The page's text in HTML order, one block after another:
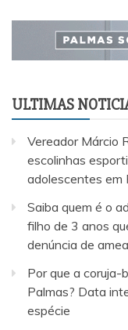
ULTIMAS
Vereador Márcio
escolinhas
adolescentes em
Saiba quem é o
filho de 3 anos
denúncia de
Por que a coruja-
Palmas? Data
espécie